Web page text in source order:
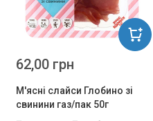
М'ясні слайси Глобино зі
свинини газ/пак 50г
62,00 грн